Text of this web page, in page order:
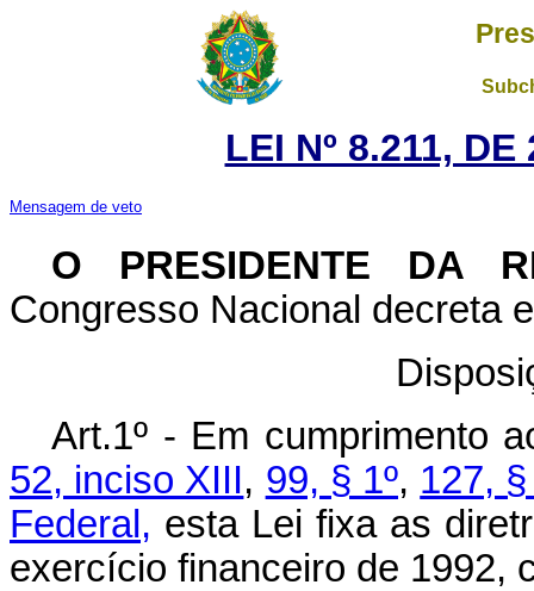
LEI Nº 8.211,
Mensagem de veto
O PRESIDENTE DA
Congresso Nacional decreta
Art.1º - Em cumprimento
52, inciso XIII, 99, § 1º, 127, §
Federal, esta Lei fixa as
exercício financeiro de 1992,